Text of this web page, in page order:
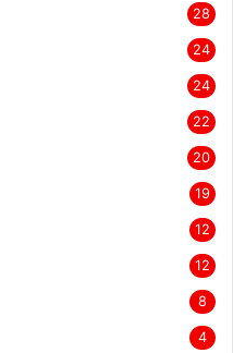
28
24
24
22
20
19
12
12
8
4